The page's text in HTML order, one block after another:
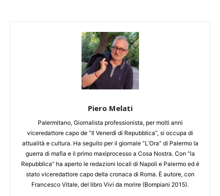
Piero Melati
Palermitano, Giornalista professionista, per molti anni
viceredattore capo de “Il Venerdì di Repubblica”, si occupa di
attualità e cultura. Ha seguito per il giornale “L’Ora” di Palermo la
guerra di mafia e il primo maxiprocesso a Cosa Nostra. Con “la
Repubblica” ha aperto le redazioni locali di Napoli e Palermo ed é
stato viceredattore capo della cronaca di Roma. È autore, con
Francesco Vitale, del libro Vivi da morire (Bompiani 2015).